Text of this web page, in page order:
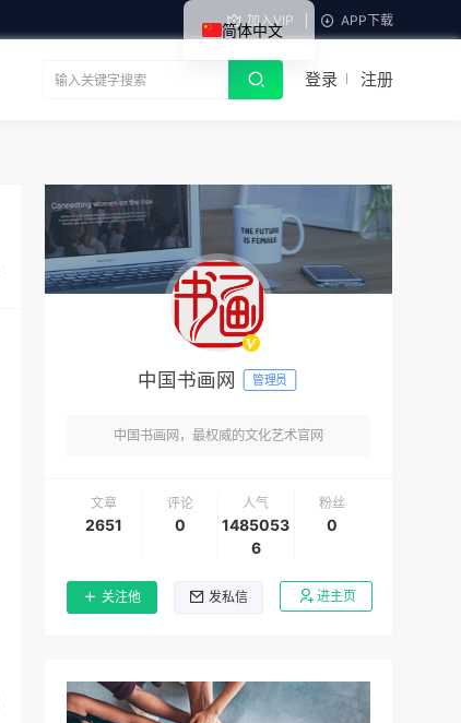
加入VIP APP下载
登录 注册
中国书画网 管理员
中国书画网，最权威的文化艺术官网
文章
2651
评论
0
人气
1485053
6
粉丝
0
关注他 发私信 进主页
简体中文